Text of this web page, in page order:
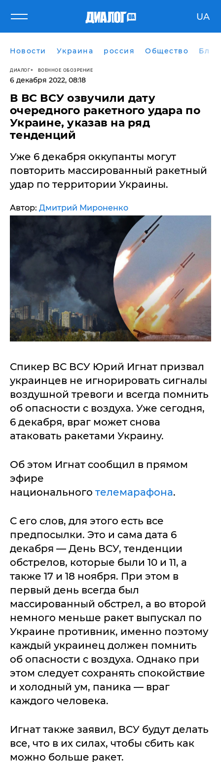
UA
Новости Украина россия Общество
ДИАЛОГ ВОЕННОЕ ОБОЗРЕНИЕ
6 декабря 2022, 08:18
​В ВС ВСУ озвучили дату
очередного ракетного удара по
Украине, указав на ряд
тенденций
Уже 6 декабря оккупанты могут
повторить массированный ракетный
удар по территории Украины.
Автор: Дмитрий Мироненко
Спикер ВС ВСУ Юрий Игнат призвал
украинцев не игнорировать сигналы
воздушной тревоги и всегда помнить
об опасности с воздуха. Уже сегодня,
6 декабря, враг может снова
атаковать ракетами Украину.
Об этом Игнат сообщил в прямом
эфире
национального телемарафона.
С его слов, для этого есть все
предпосылки. Это и сама дата 6
декабря — День ВСУ, тенденции
обстрелов, которые были 10 и 11, а
также 17 и 18 ноября. При этом в
первый день всегда был
массированный обстрел, а во второй
немного меньше ракет выпускал по
Украине противник, именно поэтому
каждый украинец должен помнить
об опасности с воздуха. Однако при
этом следует сохранять спокойствие
и холодный ум, паника — враг
каждого человека.
Игнат также заявил, ВСУ будут делать
все, что в их силах, чтобы сбить как
можно больше ракет.